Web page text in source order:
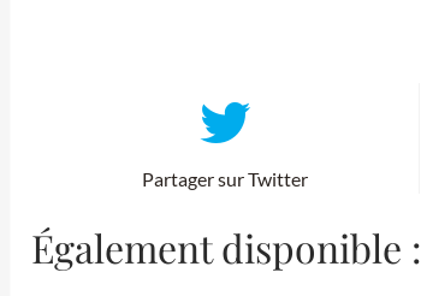
Partager sur Twitter
Également disponible :